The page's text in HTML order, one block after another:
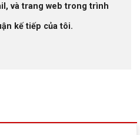
và trang web trong trình
kế tiếp của tôi.